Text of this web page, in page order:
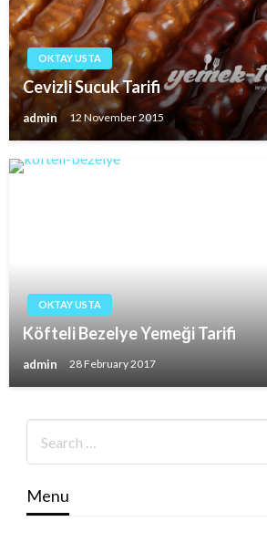
OKTAY USTA
Cevizli Sucuk Tarifi
admin 12 November 2015
OKTAY USTA
Köfteli Bezelye Yemeği Tarifi
admin 28 February 2017
Menu